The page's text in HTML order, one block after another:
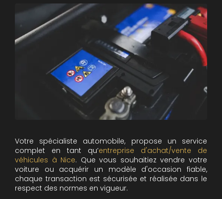
Votre spécialiste automobile, propose un service
complet en tant qu’entreprise d'achat/vente de
véhicules à Nice. Que vous souhaitiez vendre votre
voiture ou acquérir un modèle d'occasion fiable,
chaque transaction est sécurisée et réalisée dans le
respect des normes en vigueur.